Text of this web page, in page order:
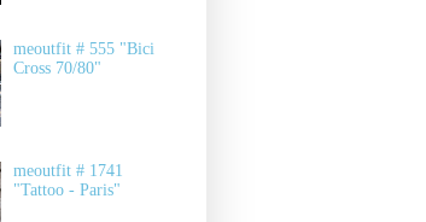
meoutfit # 555 "Bici
Cross 70/80"
meoutfit # 1741
"Tattoo - Paris"